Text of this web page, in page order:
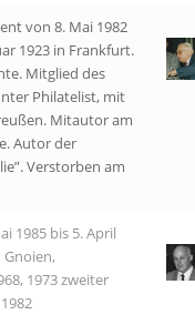
von 8. Mai 1982
1923 in Frankfurt.
Mitglied des
Philatelist, mit
Mitautor am
Autor der
Verstorben am
1985 bis 5. April
Gnoien,
1973 zweiter